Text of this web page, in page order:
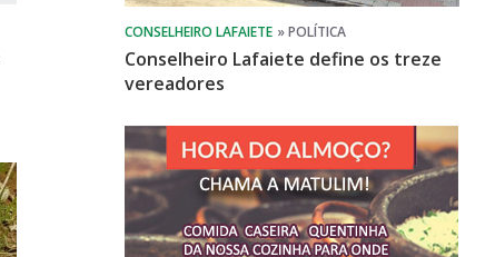
Conselheiro Lafaiete define os treze
vereadores